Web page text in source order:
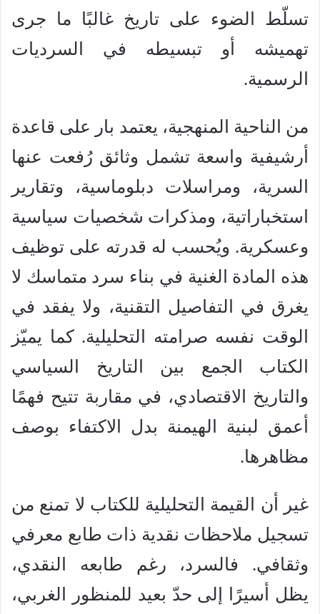
تسلّط الضوء على تاريخ غالبًا ما جرى
تهميشه أو تبسيطه في السرديات
الرسمية.
من الناحية المنهجية، يعتمد بار على قاعدة
أرشيفية واسعة تشمل وثائق رُفعت عنها
السرية، ومراسلات دبلوماسية، وتقارير
استخباراتية، ومذكرات شخصيات سياسية
وعسكرية. ويُحسب له قدرته على توظيف
هذه المادة الغنية في بناء سرد متماسك لا
يغرق في التفاصيل التقنية، ولا يفقد في
الوقت نفسه صرامته التحليلية. كما يميّز
الكتاب الجمع بين التاريخ السياسي
والتاريخ الاقتصادي، في مقاربة تتيح فهمًا
أعمق لبنية الهيمنة بدل الاكتفاء بوصف
مظاهرها.
غير أن القيمة التحليلية للكتاب لا تمنع من
تسجيل ملاحظات نقدية ذات طابع معرفي
وثقافي. فالسرد، رغم طابعه النقدي،
يظل أسيرًا إلى حدّ بعيد للمنظور الغربي،